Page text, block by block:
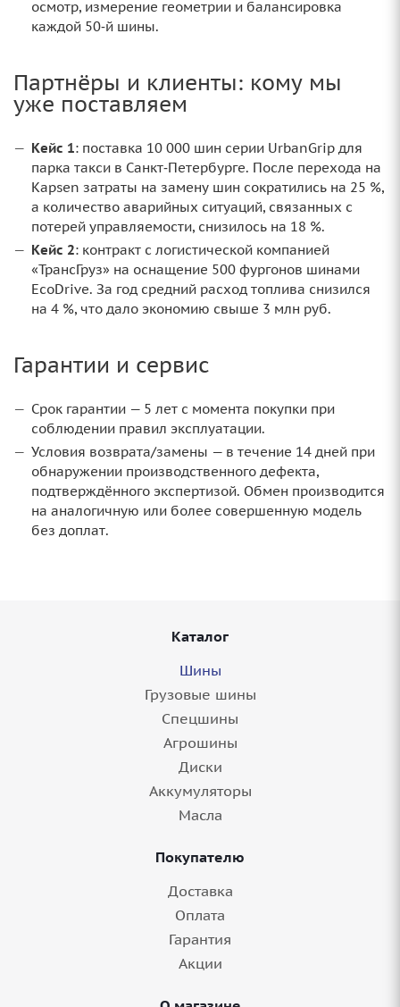
осмотр, измерение геометрии и балансировка
каждой 50‑й шины.
Партнёры и клиенты: кому мы
уже поставляем
Кейс 1: поставка 10 000 шин серии UrbanGrip для
парка такси в Санкт‑Петербурге. После перехода на
Kapsen затраты на замену шин сократились на 25 %,
а количество аварийных ситуаций, связанных с
потерей управляемости, снизилось на 18 %.
Кейс 2: контракт с логистической компанией
«ТрансГруз» на оснащение 500 фургонов шинами
EcoDrive. За год средний расход топлива снизился
на 4 %, что дало экономию свыше 3 млн руб.
Гарантии и сервис
Срок гарантии — 5 лет с момента покупки при
соблюдении правил эксплуатации.
Условия возврата/замены — в течение 14 дней при
обнаружении производственного дефекта,
подтверждённого экспертизой. Обмен производится
на аналогичную или более совершенную модель
без доплат.
Каталог
Шины
Грузовые шины
Спецшины
Агрошины
Диски
Аккумуляторы
Масла
Покупателю
Доставка
Оплата
Гарантия
Акции